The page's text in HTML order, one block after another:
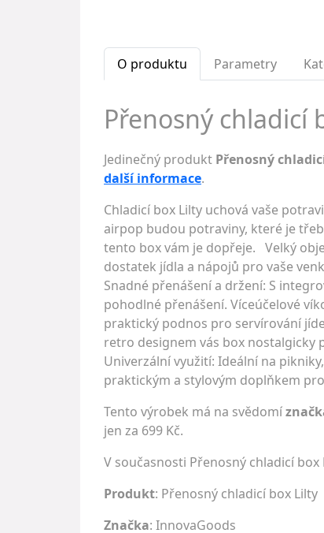
O produktu Parametry
Přenosný chladicí
Jedinečný produkt Přenosný
další informace.
Chladicí box Lilty uchová vaše
airpop budou potraviny, které je
tento box vám je dopřeje. Velký
dostatek jídla a nápojů pro vaše
Snadné přenášení a držení: S
pohodlné přenášení. Víceúčelové
praktický podnos pro servírování
retro designem vás box nostalgicky
Univerzální využití: Ideální na
praktickým a stylovým doplňkem
Tento výrobek má na svědomí
jen za 699 Kč.
V současnosti Přenosný chladicí
Produkt: Přenosný chladicí box Lilty
Značka: InnovaGoods